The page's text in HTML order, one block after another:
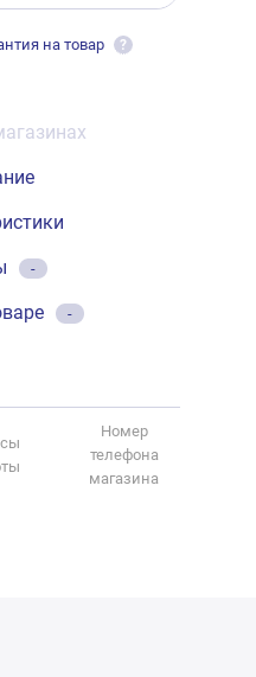
на товар ?
-
-
Номер
телефона
магазина